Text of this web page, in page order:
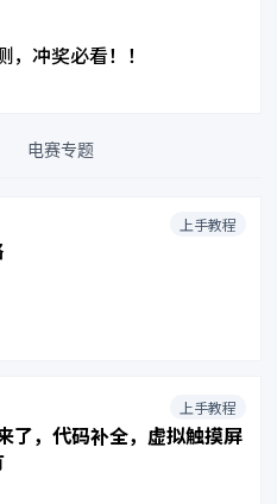
，冲奖必看！！
电赛专题
上手教程
上手教程
了，代码补全，虚拟触摸屏